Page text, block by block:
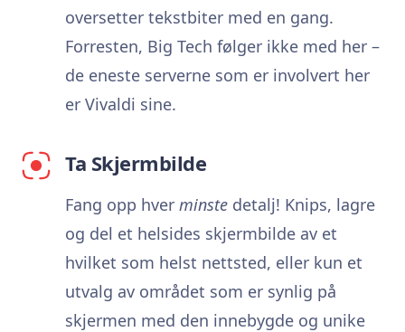
oversetter tekstbiter med en gang.
Forresten, Big Tech følger ikke med her –
de eneste serverne som er involvert her
er Vivaldi sine.
Ta Skjermbilde
Fang opp hver minste detalj! Knips, lagre
og del et helsides skjermbilde av et
hvilket som helst nettsted, eller kun et
utvalg av området som er synlig på
skjermen med den innebygde og unike